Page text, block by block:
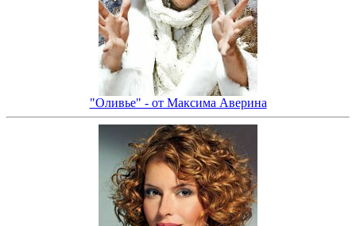
"Оливье" - от Максима Аверина